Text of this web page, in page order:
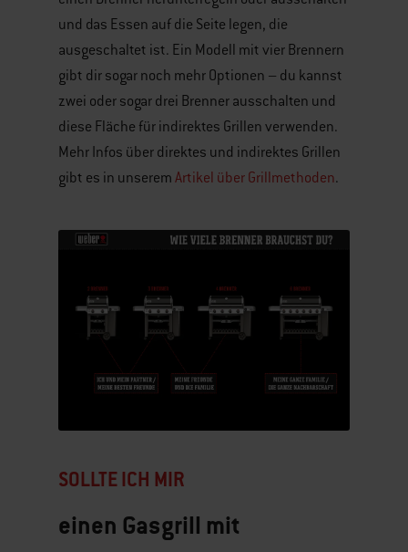
und das Essen auf die Seite legen, die
ausgeschaltet ist. Ein Modell mit vier Brennern
gibt dir sogar noch mehr Optionen – du kannst
zwei oder sogar drei Brenner ausschalten und
diese Fläche für indirektes Grillen verwenden.
Mehr Infos über direktes und indirektes Grillen
gibt es in unserem Artikel über Grillmethoden.
SOLLTE ICH MIR
einen Gasgrill mit